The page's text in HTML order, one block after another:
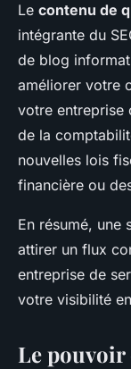
Le contenu de
intégrante du
de blog
améliorer votre
votre entreprise
de la
nouvelles lois
financière ou
En résumé, une
attirer un flux
entreprise de
votre visibilité
Le pouvoir